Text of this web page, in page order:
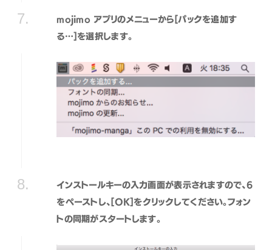
mojimo アプリのメニューから[パックを追加す
る…]を選択します。
インストールキーの入力画面が表示されますので、6
をペーストし、[OK]をクリックしてください。フォン
トの同期がスタートします。